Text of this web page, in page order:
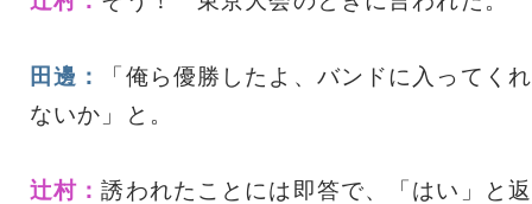
田邊：
「俺ら優勝したよ、バンドに入ってくれ
ないか」と。
辻村：誘われたことには即答で、「はい」と返